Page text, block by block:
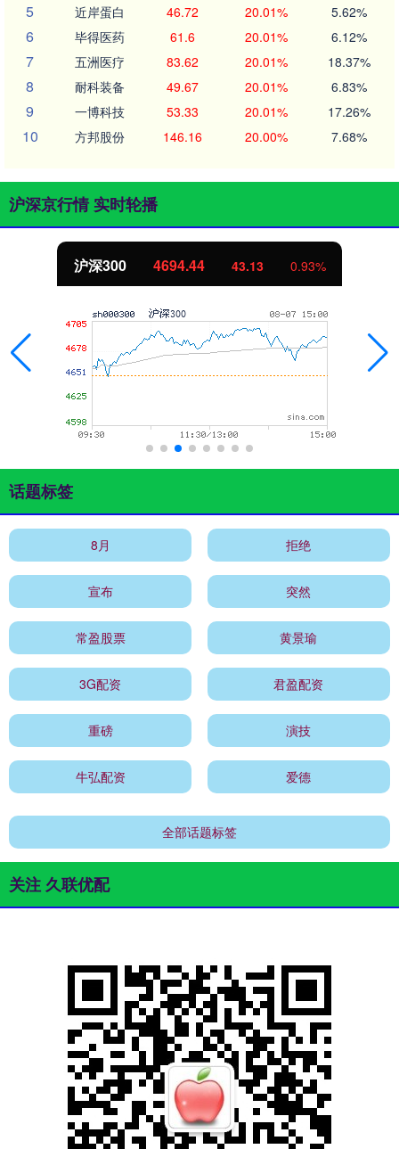
5 近岸蛋白 46.72 20.01% 5.62%
6 毕得医药 61.6 20.01% 6.12%
7 五洲医疗 83.62 20.01% 18.37%
8 耐科装备 49.67 20.01% 6.83%
9 一博科技 53.33 20.01% 17.26%
10 方邦股份 146.16 20.00% 7.68%
沪深京行情 实时轮播
沪深300 4694.44 43.13 0.93%
话题标签
8月 拒绝
宣布 突然
常盈股票 黄景瑜
3G配资 君盈配资
重磅 演技
牛弘配资 爱德
全部话题标签
关注 久联优配